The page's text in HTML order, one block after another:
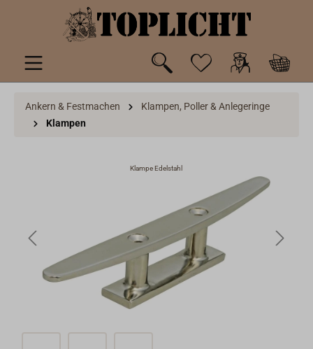
springen
Ankern & Festmachen
Klampen, Poller & Anlegeringe
Klampen
Klampe Edelstahl